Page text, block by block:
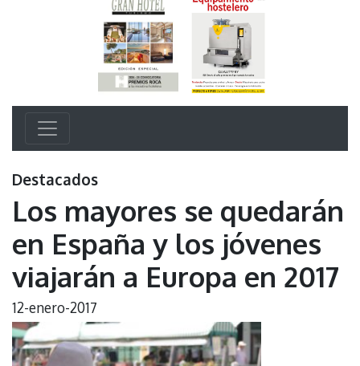
Destacados
Los mayores se quedarán
en España y los jóvenes
viajarán a Europa en 2017
12-enero-2017